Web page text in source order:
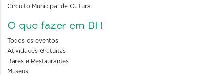
Circuito Municipal de Cultura
O que fazer em BH
Todos os eventos
Atividades Gratuitas
Bares e Restaurantes
Museus